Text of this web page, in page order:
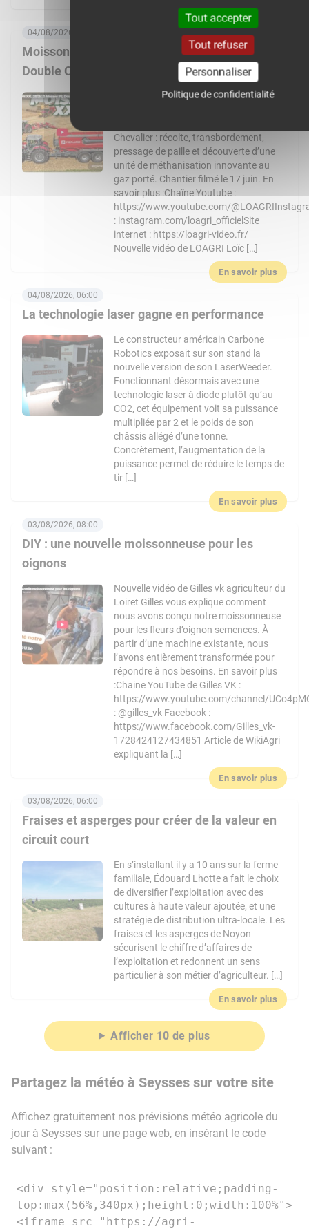
En savoir plus
Moisson XXL 2026 : 3 Massey Ferguson 9S,
Double CR… Un chantier de folie !
04/08/2026, 08:00
Nouvelle vidéo de LOAGRI Loïc vous
Chevalier : récolte, transbordement,
pressage de paille et découverte d’une
unité de méthanisation innovante au
gaz porté. Chantier filmé le 17 juin. En
savoir plus :Chaîne Youtube :
https://www.youtube.com/
: instagram.com/loagri_officielSite
internet : https://loagri-video.fr/
Nouvelle vidéo de LOAGRI Loïc […]
En savoir plus
La technologie laser gagne en performance
04/08/2026, 06:00
Le constructeur américain Carbone
Robotics exposait sur son stand la
nouvelle version de son LaserWeeder.
Fonctionnant désormais avec une
technologie laser à diode plutôt qu’au
CO2, cet équipement voit sa puissance
multipliée par 2 et le poids de son
châssis allégé d’une tonne.
Concrètement, l’augmentation de la
puissance permet de réduire le temps de
tir […]
En savoir plus
DIY : une nouvelle moissonneuse pour les
oignons
03/08/2026, 08:00
Nouvelle vidéo de Gilles vk agriculteur du
Loiret Gilles vous explique comment
nous avons conçu notre moissonneuse
pour les fleurs d’oignon semences. À
partir d’une machine existante, nous
l’avons entièrement transformée pour
répondre à nos besoins. En savoir plus
:Chaine YouTube de Gilles VK :
https://www.youtube.com/channel/
: @gilles_vk Facebook :
https://www.facebook.com/Gilles_vk-
1728424127434851 Article de WikiAgri
expliquant la […]
En savoir plus
Fraises et asperges pour créer de la valeur en
circuit court
03/08/2026, 06:00
En s’installant il y a 10 ans sur la ferme
familiale, Édouard Lhotte a fait le choix
de diversifier l’exploitation avec des
cultures à haute valeur ajoutée, et une
stratégie de distribution ultra-locale. Les
fraises et les asperges de Noyon
sécurisent le chiffre d’affaires de
l’exploitation et redonnent un sens
particulier à son métier d’agriculteur. […]
En savoir plus
Afficher 10 de plus
Partagez la météo à Seysses sur votre site
Affichez gratuitement nos prévisions météo agricole du
jour à Seysses sur une page web, en insérant le code
suivant :
Tout accepter
Tout refuser
Personnaliser
Politique de confidentialité